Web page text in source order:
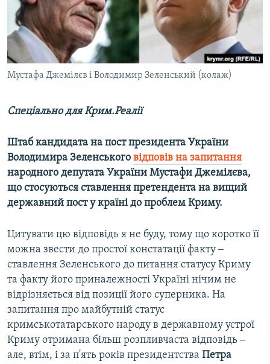
ВІДЕОУРОКИ «ELIFBE»
СВІДЧЕННЯ ОКУПАЦІЇ
УКРАЇНСЬКА ПРОБЛЕМА КРИМУ
ІНФОГРАФІКА
Русский
Qırımtatar
ДОЛУЧАЙСЯ!
Мустафа Джемілєв і Володимир Зеленський (колаж)
Спеціально для Крим.Реалії
Штаб кандидата на пост президента України
Володимира Зеленського відповів на запитання
народного депутата України Мустафи Джемілєва,
що стосуються ставлення претендента на вищий
державний пост у країні до проблем Криму.
Цитувати цю відповідь я не буду, тому що коротко її
можна звести до простої констатації факту ‒
ставлення Зеленського до питання статусу Криму
та факту його приналежності Україні нічим не
відрізняється від позиції його суперника. На
запитання про майбутній статус
кримськотатарського народу в державному устрої
Криму отримана більш розпливчаста відповідь ‒
але, втім, і за п'ять років президентства Петра